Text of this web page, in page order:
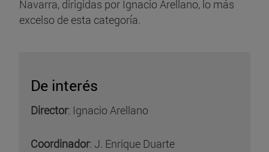
Navarra, dirigidas por Ignacio Arellano, lo más
excelso de esta categoría.
De interés
Director: Ignacio Arellano
Coordinador: J. Enrique Duarte